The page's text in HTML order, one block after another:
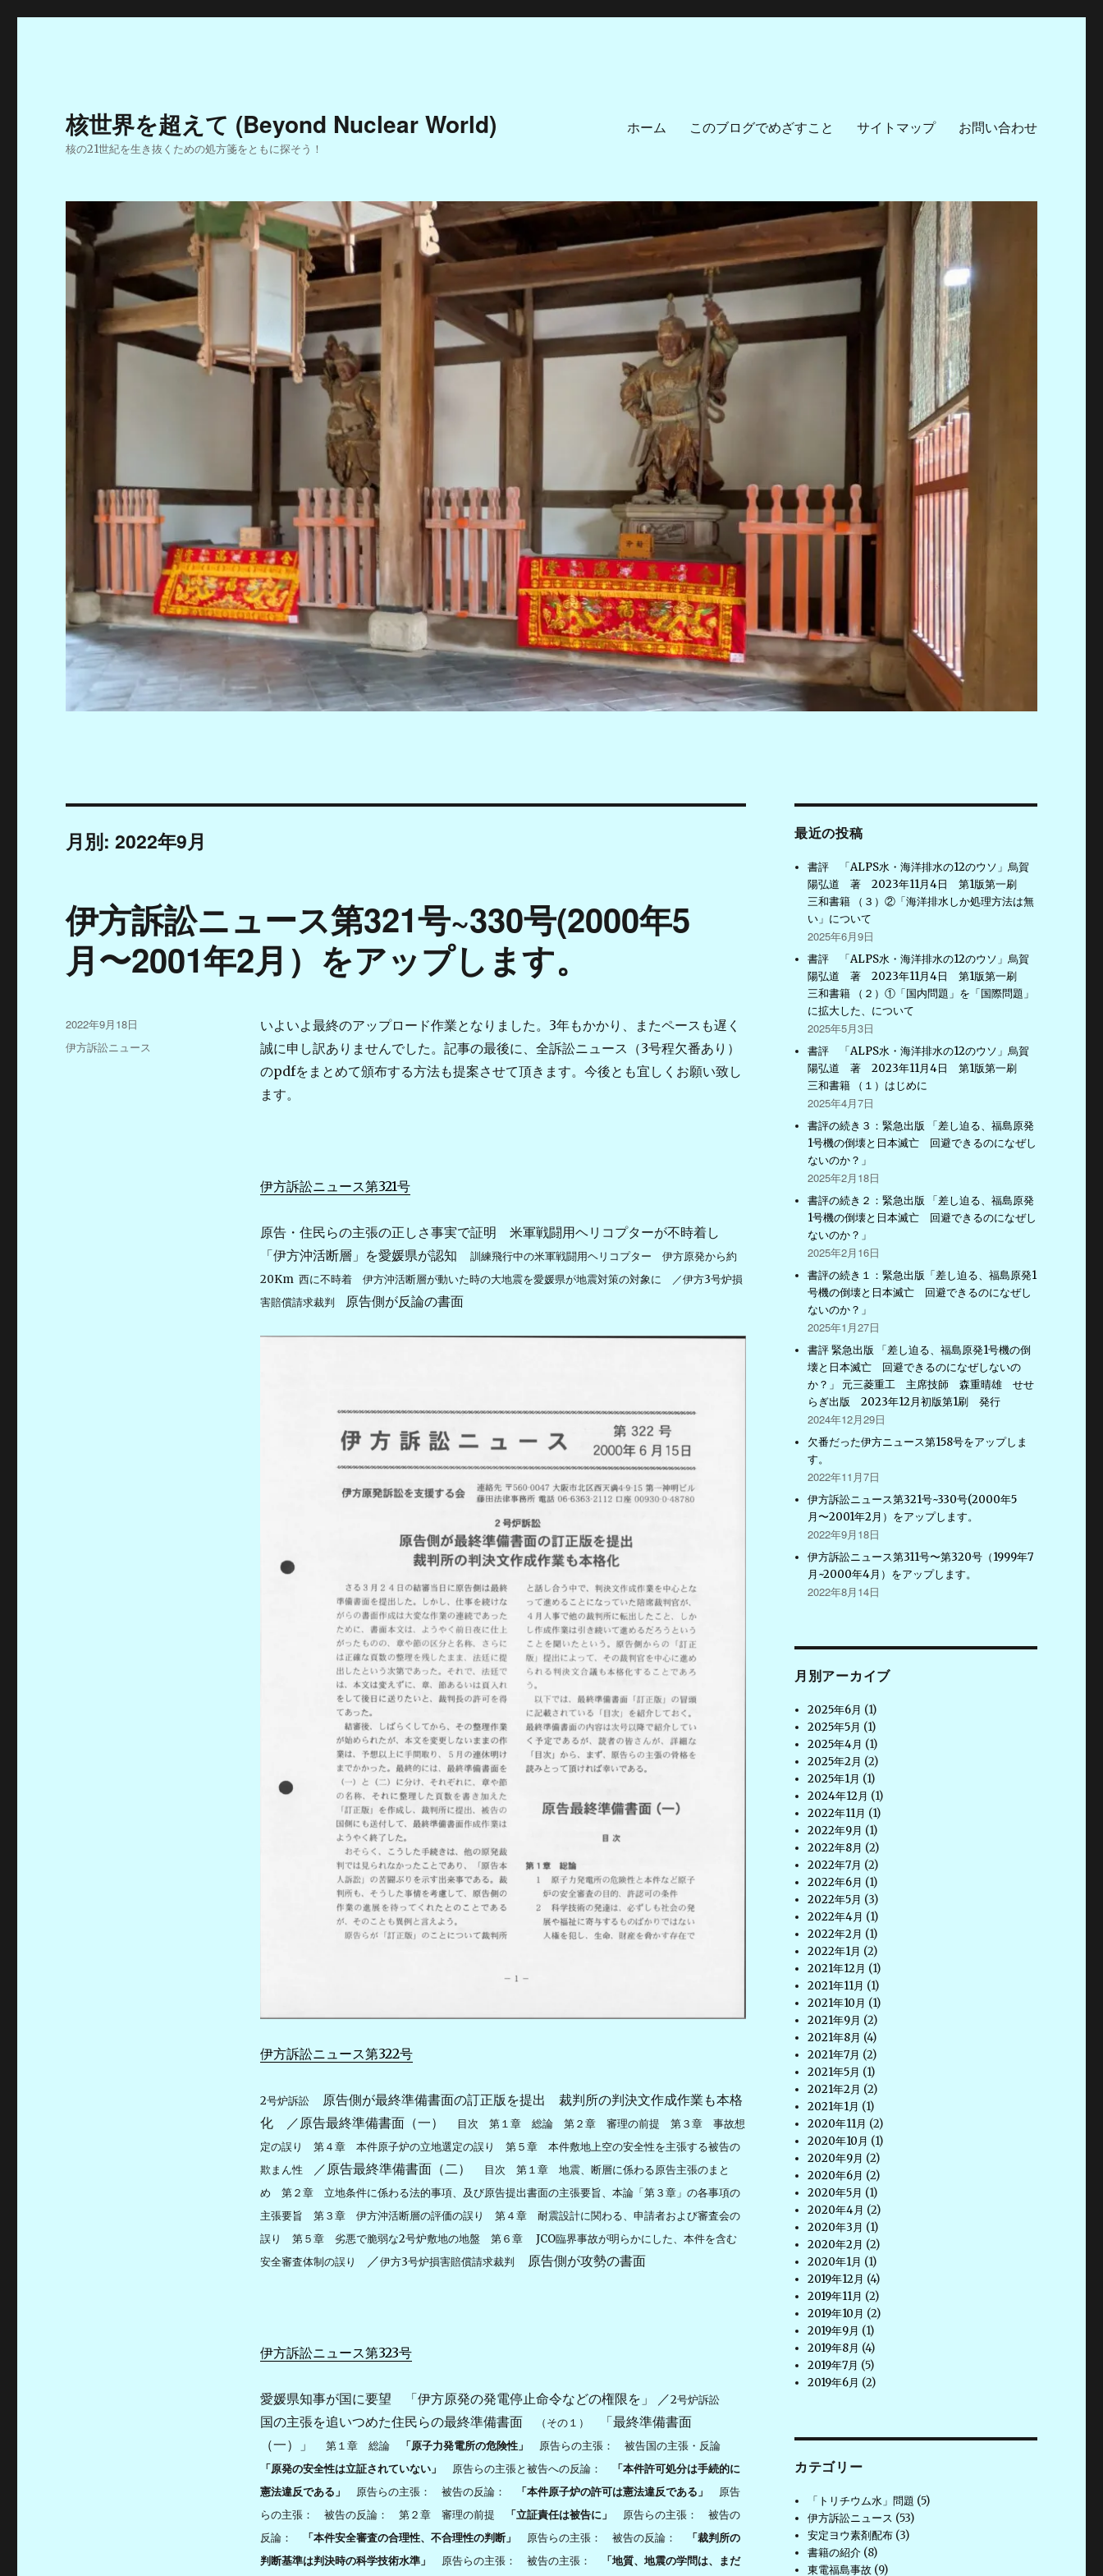
核世界を超えて (Beyond Nuclear World)
核の21世紀を生き抜くための処方箋をともに探そう！
ホーム このブログでめざすこと サイトマップ お問い合わせ
月別: 2022年9月
伊方訴訟ニュース第321号~330号(2000年5
月〜2001年2月）をアップします。
いよいよ最終のアップロード作業となりました。3年もかかり、またペースも遅く
誠に申し訳ありませんでした。記事の最後に、全訴訟ニュース（3号程欠番あり）
のpdfをまとめて頒布する方法も提案させて頂きます。今後とも宜しくお願い致し
ます。
伊方訴訟ニュース第321号
原告・住民らの主張の正しさ事実で証明 米軍戦闘用ヘリコプターが不時着し
「伊方沖活断層」を愛媛県が認知 訓練飛行中の米軍戦闘用ヘリコプター 伊方原発から約
20Km 西に不時着 伊方沖活断層が動いた時の大地震を愛媛県が地震対策の対象に ／伊方3号炉損
害賠償請求裁判 原告側が反論の書面
伊方訴訟ニュース第322号
2号炉訴訟原告側が最終準備書面の訂正版を提出 裁判所の判決文作成作業も本格
化 ／原告最終準備書面（一）
目次 第１章 総論 第２章 審理の前提 第３章 事故想
定の誤り 第４章 本件原子炉の立地選定の誤り 第５章 本件敷地上空の安全性を主張する被告の
欺まん性
／原告最終準備書面（二）
目次 第１章 地震、断層に係わる原告主張のまと
め 第２章 立地条件に係わる法的事項、及び原告提出書面の主張要旨、本論「第３章」の各事項の
主張要旨 第３章 伊方沖活断層の評価の誤り 第４章 耐震設計に関わる、申請者および審査会の
誤り 第５章 劣悪で脆弱な2号炉敷地の地盤 第６章 JCO臨界事故が明らかにした、本件を含む
安全審査体制の誤り
／伊方3号炉損害賠償請求裁判 原告側が攻勢の書面
伊方訴訟ニュース第323号
愛媛県知事が国に要望 「伊方原発の発電停止命令などの権限を」 ／2号炉訴訟
国の主張を追いつめた住民らの最終準備書面 （その１）
「最終準備書面
（一）」 第１章 総論 「原子力発電所の危険性」
原告らの主張： 被告国の主張・反論
「原発の安全性は立証されていない」
原告らの主張と被告への反論：
「本件許可処分は手続的に
憲法違反である」
原告らの主張： 被告の反論： 「本件原子炉の許可は憲法違反である」
原告
らの主張： 被告の反論： 第２章 審理の前提
「立証責任は被告に」
原告らの主張： 被告の
反論：
「本件安全審査の合理性、不合理性の判断」 原告らの主張： 被告の反論：
「裁判所の
判断基準は判決時の科学技術水準」
原告らの主張： 被告の主張：
「地質、地震の学問は、まだ
投
稿
日:
2022年9月18日
カ
伊方訴訟ニュース
最近の投稿
書評 「ALPS水・海洋排水の12のウソ」烏賀
陽弘道 著 2023年11月4日 第1版第一刷
三和書籍 （３）②「海洋排水しか処理方法は無
い」について
2025年6月9日
書評 「ALPS水・海洋排水の12のウソ」烏賀
陽弘道 著 2023年11月4日 第1版第一刷
三和書籍 （２）①「国内問題」を「国際問題」
に拡大した、について
2025年5月3日
書評 「ALPS水・海洋排水の12のウソ」烏賀
陽弘道 著 2023年11月4日 第1版第一刷
三和書籍 （１）はじめに
2025年4月7日
書評の続き３：緊急出版 「差し迫る、福島原発
1号機の倒壊と日本滅亡 回避できるのになぜし
ないのか？」
2025年2月18日
書評の続き２：緊急出版 「差し迫る、福島原発
1号機の倒壊と日本滅亡 回避できるのになぜし
ないのか？」
2025年2月16日
書評の続き１：緊急出版「差し迫る、福島原発1
号機の倒壊と日本滅亡 回避できるのになぜし
ないのか？」
2025年1月27日
書評 緊急出版 「差し迫る、福島原発1号機の倒
壊と日本滅亡 回避できるのになぜしないの
か？」 元三菱重工 主席技師 森重晴雄 せせ
らぎ出版 2023年12月初版第1刷 発行
2024年12月29日
欠番だった伊方ニュース第158号をアップしま
す。
2022年11月7日
伊方訴訟ニュース第321号~330号(2000年5
月〜2001年2月）をアップします。
2022年9月18日
伊方訴訟ニュース第311号〜第320号（1999年7
月~2000年4月）をアップします。
2022年8月14日
月別アーカイブ
2025年6月 (1)
2025年5月 (1)
2025年4月 (1)
2025年2月 (2)
2025年1月 (1)
2024年12月 (1)
2022年11月 (1)
2022年9月 (1)
2022年8月 (2)
2022年7月 (2)
2022年6月 (1)
2022年5月 (3)
2022年4月 (1)
2022年2月 (1)
2022年1月 (2)
2021年12月 (1)
2021年11月 (1)
2021年10月 (1)
2021年9月 (2)
2021年8月 (4)
2021年7月 (2)
2021年5月 (1)
2021年2月 (2)
2021年1月 (1)
2020年11月 (2)
2020年10月 (1)
2020年9月 (2)
2020年6月 (2)
2020年5月 (1)
2020年4月 (2)
2020年3月 (1)
2020年2月 (2)
2020年1月 (1)
2019年12月 (4)
2019年11月 (2)
2019年10月 (2)
2019年9月 (1)
2019年8月 (4)
2019年7月 (5)
2019年6月 (2)
カテゴリー
「トリチウム水」問題 (5)
伊方訴訟ニュース (53)
安定ヨウ素剤配布 (3)
書籍の紹介 (8)
東電福島事故 (9)